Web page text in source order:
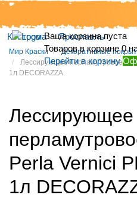
Ваша корзина пуста
Товаров в корзине0
Перейти в корзину
Кострома Ярославль
Мир Краски
Декоративные
Лессирующее перламутровое
1л DECORAZZA
Лессирующее
Perla Vernici
1л